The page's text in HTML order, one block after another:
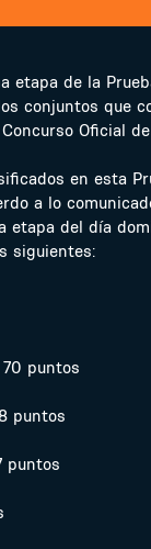
etapa de la
conjuntos que
Oficial
en esta
a lo
etapa del día
siguientes:
puntos
puntos
puntos